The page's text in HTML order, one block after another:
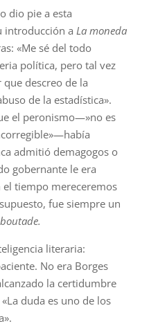
dio pie a esta
introducción a La moneda
«Me sé del todo
política, pero tal vez
descreo de la
de la estadística».
el peronismo—»no es
admitió demagogos o
gobernante le era
el tiempo mereceremos
fue siempre un
boutade.
literaria:
No era Borges
la certidumbre
duda es uno de los